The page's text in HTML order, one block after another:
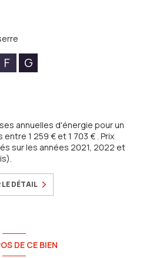
F G
annuelles d'énergie pour un
1 259 € et 1 703 € . Prix
sur les années 2021, 2022 et
LE DÉTAIL
DE CE BIEN